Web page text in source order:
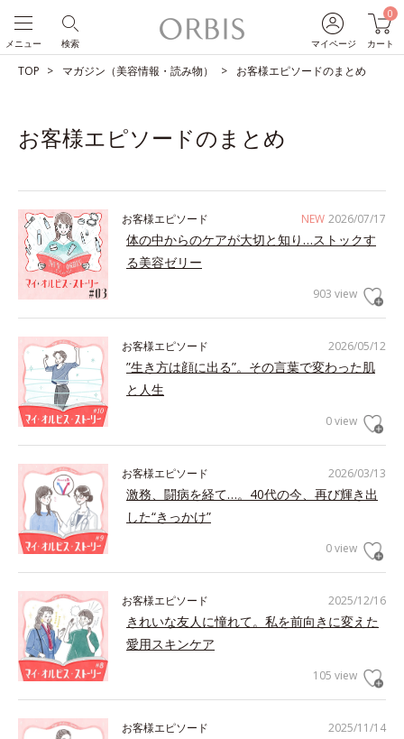
マイページ
0
カート
検索
メニュー
TOP マガジン（美容情報・読み物） お客様エピソードのまとめ
お客様エピソードのまとめ
NEW 2026/07/17
お客様エピソード
体の中からのケアが大切と知り…ストックす
る美容ゼリー
903 view
2026/05/12
お客様エピソード
”生き方は顔に出る”。その言葉で変わった肌
と人生
0 view
2026/03/13
お客様エピソード
激務、闘病を経て…。40代の今、再び輝き出
した“きっかけ”
0 view
2025/12/16
お客様エピソード
きれいな友人に憧れて。私を前向きに変えた
愛用スキンケア
105 view
2025/11/14
お客様エピソード